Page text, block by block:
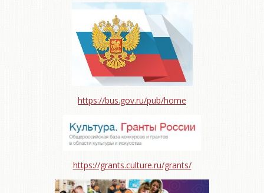
https://bus.gov.ru/pub/home
https://grants.culture.ru/grants/